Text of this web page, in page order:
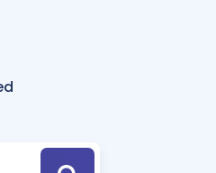
Hesaplama Aracı
için Öneriler
Tek Takvimde